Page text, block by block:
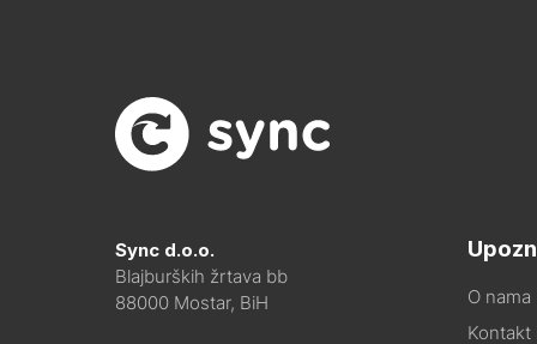
Sync d.o.o.
Blajburških žrtava bb
88000 Mostar, BiH
O nama
Kontakt